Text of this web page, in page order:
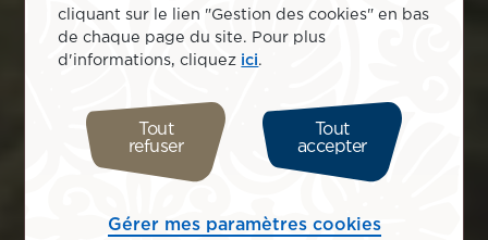
cliquant sur le lien "Gestion des cookies" en bas
de chaque page du site. Pour plus
d'informations, cliquez ici
Tout
refuser
Tout
accepter
Gérer mes paramètres cookies